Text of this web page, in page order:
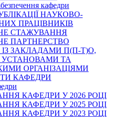
кафедри
НАУКОВО-
ПРАЦІВНИКІВ
СТАЖУВАННЯ
ПАРТНЕРСТВО
ЗАКЛАДАМИ П(П-Т)О,
УСТАНОВАМИ ТА
ОРГАНІЗАЦІЯМИ
КАФЕДРИ
КАФЕДРИ У 2026 РОЦІ
КАФЕДРИ У 2025 РОЦІ
КАФЕДРИ У 2023 РОЦІ